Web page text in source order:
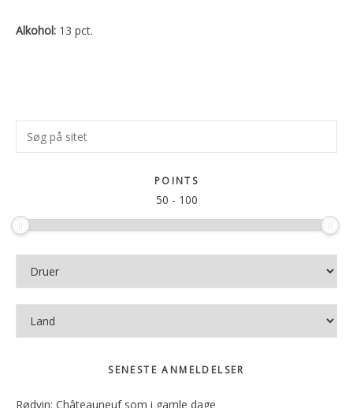
Alkohol: 13 pct.
Primær
Sidebar
Søg
på
POINTS
50 - 100
SENESTE ANMELDELSER
Rødvin: Châteauneuf som i gamle dage